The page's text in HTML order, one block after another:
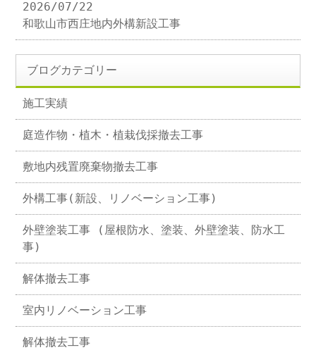
2026/07/22
和歌山市西庄地内外構新設工事
ブログカテゴリー
施工実績
庭造作物・植木・植栽伐採撤去工事
敷地内残置廃棄物撤去工事
外構工事(新設、リノベーション工事)
外壁塗装工事 (屋根防水、塗装、外壁塗装、防水工
事)
解体撤去工事
室内リノベーション工事
解体撤去工事